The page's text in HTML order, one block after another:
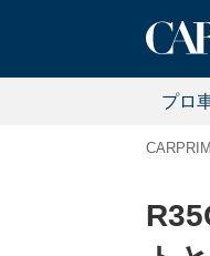
プロ